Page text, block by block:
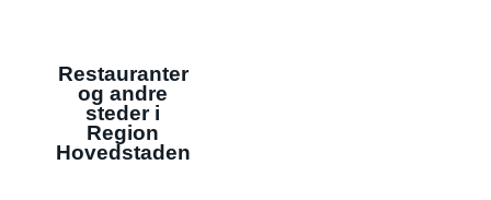
Restauranter
og andre
steder i
Region
Hovedstaden